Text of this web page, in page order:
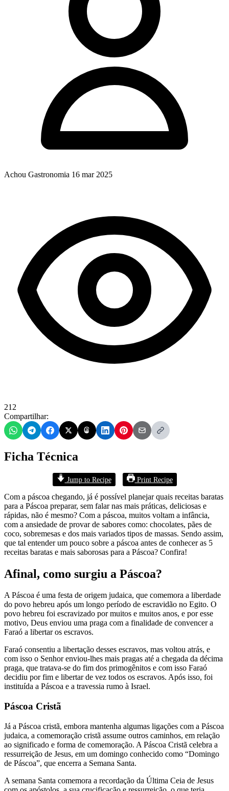
Achou Gastronomia 16 mar 2025
212
Compartilhar:
Ficha Técnica
Jump to Recipe Print Recipe
Com a páscoa chegando, já é possível planejar quais receitas baratas
para a Páscoa preparar, sem falar nas mais práticas, deliciosas e
rápidas, não é mesmo? Com a páscoa, muitos voltam a infância,
com a ansiedade de provar de sabores como: chocolates, pães de
coco, sobremesas e dos mais variados tipos de massas. Sendo assim,
que tal entender um pouco sobre a páscoa antes de conhecer as 5
receitas baratas e mais saborosas para a Páscoa? Confira!
Afinal, como surgiu a Páscoa?
A Páscoa é uma festa de origem judaica, que comemora a liberdade
do povo hebreu após um longo período de escravidão no Egito. O
povo hebreu foi escravizado por muitos e muitos anos, e por esse
motivo, Deus enviou uma praga com a finalidade de convencer a
Faraó a libertar os escravos.
Faraó consentiu a libertação desses escravos, mas voltou atrás, e
com isso o Senhor enviou-lhes mais pragas até a chegada da décima
praga, que tratava-se do fim dos primogênitos e com isso Faraó
decidiu por fim e libertar de vez todos os escravos. Após isso, foi
instituída a Páscoa e a travessia rumo à Israel.
Páscoa Cristã
Já a Páscoa cristã, embora mantenha algumas ligações com a Páscoa
judaica, a comemoração cristã assume outros caminhos, em relação
ao significado e forma de comemoração. A Páscoa Cristã celebra a
ressurreição de Jesus, em um domingo conhecido como “Domingo
de Páscoa”, que encerra a Semana Santa.
A semana Santa comemora a recordação da Última Ceia de Jesus